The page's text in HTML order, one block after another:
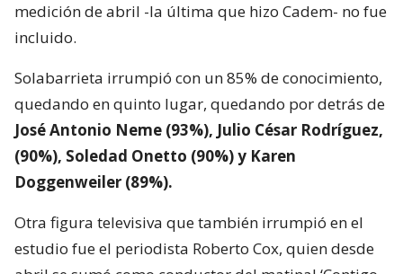
medición de abril -la última que hizo Cadem- no fue
incluido.
Solabarrieta irrumpió con un 85% de conocimiento,
quedando en quinto lugar, quedando por detrás de
José Antonio Neme (93%), Julio César Rodríguez,
(90%), Soledad Onetto (90%) y Karen
Doggenweiler (89%).
Otra figura televisiva que también irrumpió en el
estudio fue el periodista Roberto Cox, quien desde